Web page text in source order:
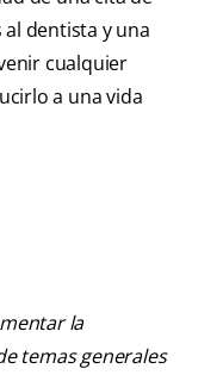
al dentista y una
cualquier
a una vida
la
temas generales